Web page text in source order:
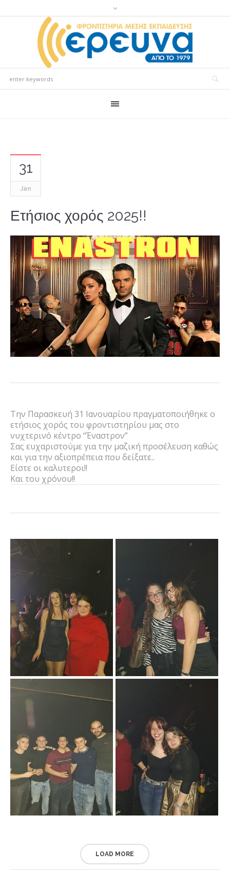
31
Jan
Ετήσιος χορός 2025!!
Την Παρασκευή 31 Ιανουαρίου πραγματοποιήθηκε ο
ετήσιος χορός του φροντιστηρίου μας στο
νυχτερινό κέντρο “Έναστρον”
Σας ευχαριστούμε για την μαζική προσέλευση καθώς
και για την αξιοπρέπεια που δείξατε..
Είστε οι καλυτεροι!!
Και του χρόνου!!
LOAD MORE